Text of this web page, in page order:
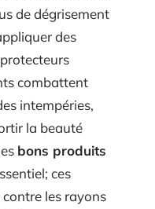
de dégrisement
des
combattent
intempéries,
la beauté
bons produits
ces
les rayons